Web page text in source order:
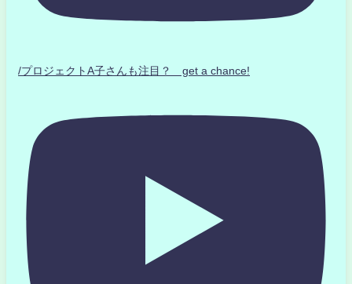
/プロジェクトA子さんも注目？ get a chance!